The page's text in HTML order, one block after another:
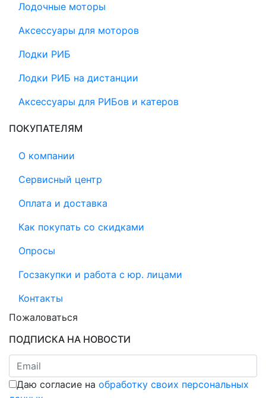
Лодочные моторы
Аксессуары для моторов
Лодки РИБ
Лодки РИБ на дистанции
Аксессуары для РИБов и катеров
ПОКУПАТЕЛЯМ
О компании
Сервисный центр
Оплата и доставка
Как покупать со скидками
Опросы
Госзакупки и работа с юр. лицами
Контакты
Пожаловаться
ПОДПИСКА НА НОВОСТИ
Даю согласие на обработку своих персональных